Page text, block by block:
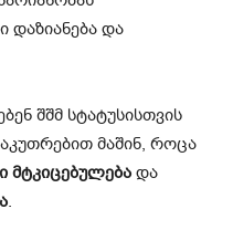
დაზიანება და
შშმ სტატუსისთვის
მაშინ, როცა
და
.